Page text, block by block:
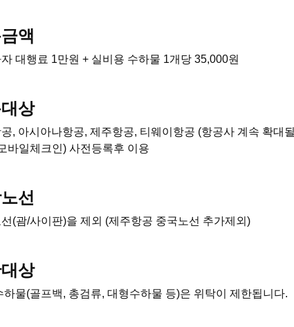
액
대행료 1만원 + 실비용 수하물 1개당 35,000원
상
, 아시아나항공, 제주항공, 티웨이항공 (항공사 계속 확대
바일체크인) 사전등록후 이용
선
(괌/사이판)을 제외 (제주항공 중국노선 추가제외)
상
하물(골프백, 총검류, 대형수하물 등)은 위탁이 제한됩니다.